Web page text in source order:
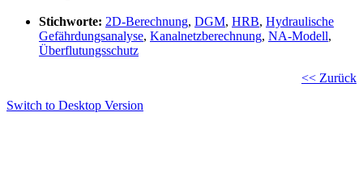
Stichworte: 2D-Berechnung, DGM, HRB, Hydraulische
Gefährdungsanalyse, Kanalnetzberechnung, NA-Modell,
Überflutungsschutz
<< Zurück
Switch to Desktop Version